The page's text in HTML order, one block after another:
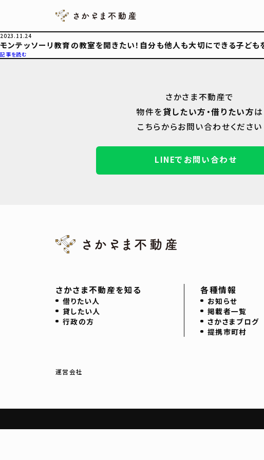
2023.11.24
モンテッソーリ教育の教室を開きたい！自分も他人も大切にできる子ども
記事を読む
さかさま不動産で
物件を貸したい方・借りたい方は
こちらからお問い合わせください
LINEでお問い合わせ
さかさま不動産を知る
借りたい人
貸したい人
行政の方
各種情報
お知らせ
掲載者一覧
さかさまブログ
提携市町村
運営会社